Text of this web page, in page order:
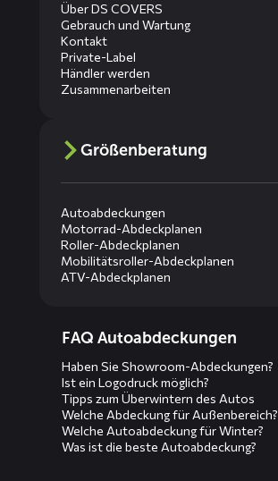
Über DS COVERS
Gebrauch und Wartung
Kontakt
Private-Label
Händler werden
Zusammenarbeiten
Größenberatung
Autoabdeckungen
Motorrad-Abdeckplanen
Roller-Abdeckplanen
Mobilitätsroller-Abdeckplanen
ATV-Abdeckplanen
menusFAQ Autoabdeckungen
Haben Sie Showroom-Abdeckungen?
Ist ein Logodruck möglich?
Tipps zum Überwintern des Autos
Welche Abdeckung für Außenbereich?
Welche Autoabdeckung für Winter?
Was ist die beste Autoabdeckung?